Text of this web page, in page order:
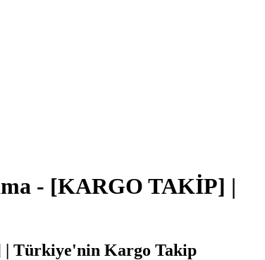
- [KARGO TAKİP] |
| Türkiye'nin Kargo Takip